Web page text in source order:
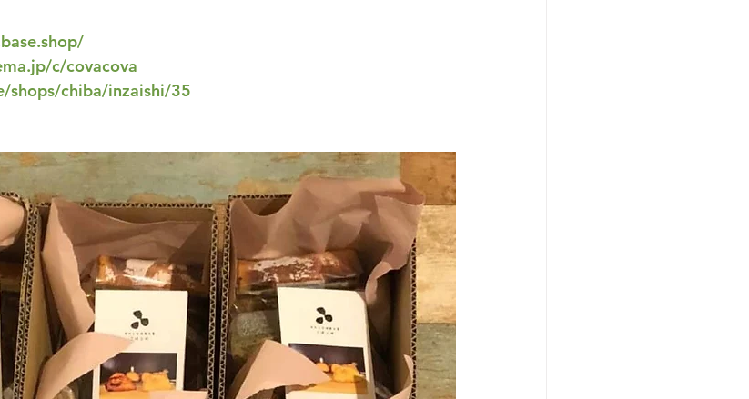
c/covacova
shops/chiba/inzaishi/35